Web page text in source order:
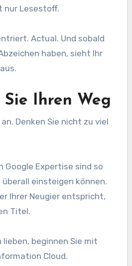
nur Lesestoff.
Actual. Und sobald
haben, sieht Ihr
Sie Ihren Weg
Denken Sie nicht zu viel
Google Expertise sind so
einsteigen können.
Ihrer Neugier entspricht,
Titel.
lieben, beginnen Sie mit
Cloud.